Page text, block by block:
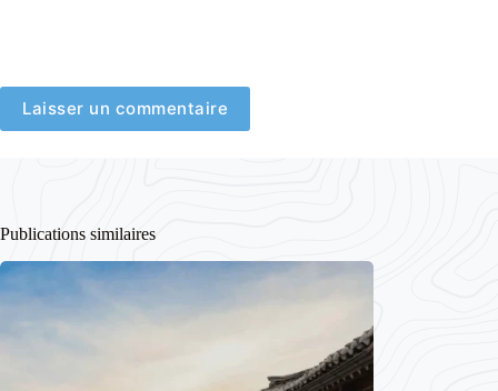
Laisser un commentaire
Publications similaires